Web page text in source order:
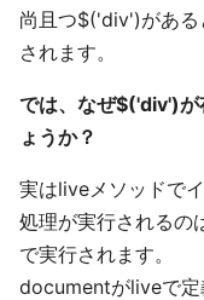
尚且つ$('div')がある
されます。
では、なぜ$('div')が
ょうか？
実はliveメソッドで
処理が実行されるの
で実行されます。
documentがliveで定